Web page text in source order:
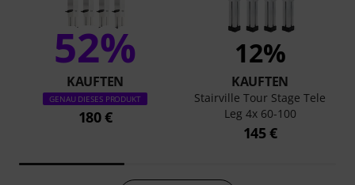
52%
KAUFTEN
GENAU DIESES PRODUKT
180 €
12%
KAUFTEN
Stairville Tour Stage Tele
Leg 4x 60-100
145 €